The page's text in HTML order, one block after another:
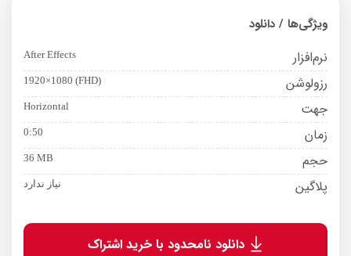
ویژگی‌ها / دانلود
نرم‌افزار After Effects
رزولوشن 1920×1080 (FHD)
جهت Horizontal
زمان 0:50
حجم 36 MB
پلاگین نیاز ندارد
دانلود نامحدود با خرید اشتراک